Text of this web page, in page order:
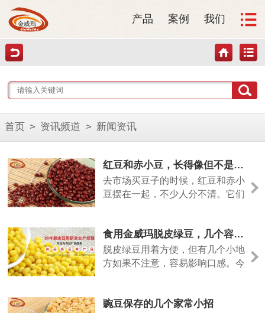
产品 案例 我们
首页 > 资讯频道 > 新闻资讯
红豆和赤小豆，长得像但不是一回事
去市场买豆子的时候，红豆和赤小
豆摆在一起，不少人分不清。它们
食用金威玛脱皮绿豆，几个容易忽略的小细节
脱皮绿豆用着方便，但有几个小地
方如果不注意，容易影响口感。今
豌豆保存的几个家常小招